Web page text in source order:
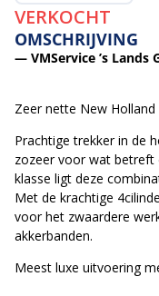
VERKOCHT
OMSCHRIJVING
— VMService ’s
Zeer nette New Holland
Prachtige trekker in de
zozeer voor wat
klasse ligt deze
Met de krachtige
voor het zwaardere
akkerbanden.
Meest luxe uitvoering